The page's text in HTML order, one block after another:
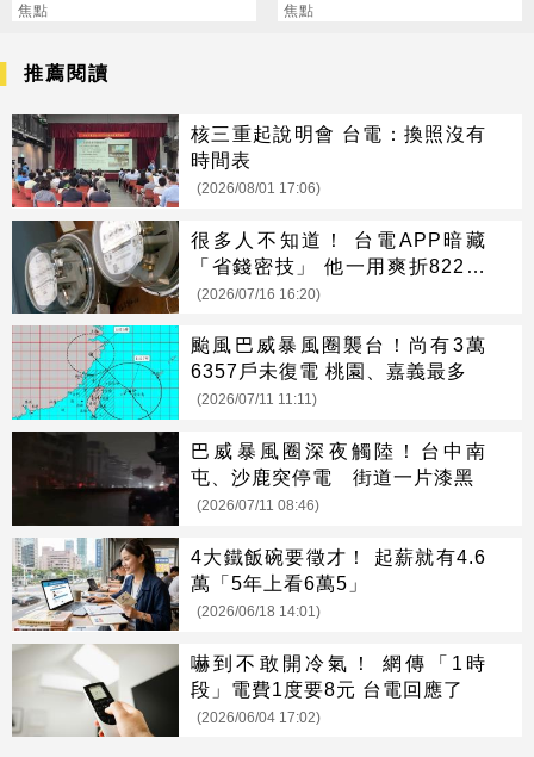
讚記憶體：牛市才開始
焦點
對整年活在期待中
焦點
推薦閱讀
核三重起說明會 台電：換照沒有
時間表
(2026/08/01 17:06)
很多人不知道！ 台電APP暗藏
「省錢密技」 他一用爽折822元
電費
(2026/07/16 16:20)
颱風巴威暴風圈襲台！尚有3萬
6357戶未復電 桃園、嘉義最多
(2026/07/11 11:11)
巴威暴風圈深夜觸陸！台中南
屯、沙鹿突停電 街道一片漆黑
(2026/07/11 08:46)
4大鐵飯碗要徵才！ 起薪就有4.6
萬「5年上看6萬5」
(2026/06/18 14:01)
嚇到不敢開冷氣！ 網傳「1時
段」電費1度要8元 台電回應了
(2026/06/04 17:02)